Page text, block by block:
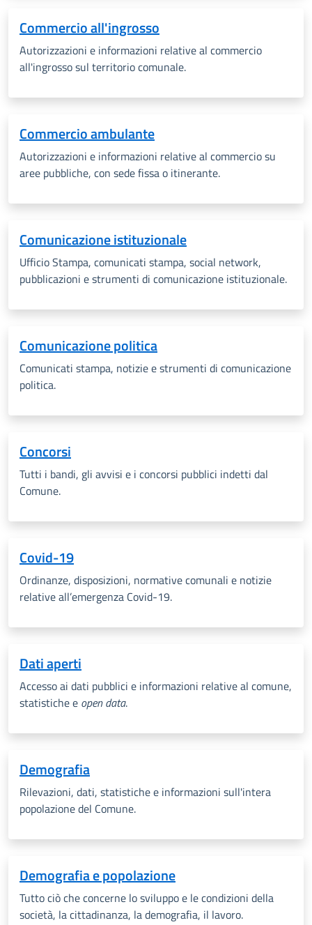
Commercio all'ingrosso
Autorizzazioni e informazioni relative al commercio
all'ingrosso sul territorio comunale.
Commercio ambulante
Autorizzazioni e informazioni relative al commercio su
aree pubbliche, con sede fissa o itinerante.
Comunicazione istituzionale
Ufficio Stampa, comunicati stampa, social network,
pubblicazioni e strumenti di comunicazione istituzionale.
Comunicazione politica
Comunicati stampa, notizie e strumenti di comunicazione
politica.
Concorsi
Tutti i bandi, gli avvisi e i concorsi pubblici indetti dal
Comune.
Covid-19
Ordinanze, disposizioni, normative comunali e notizie
relative all’emergenza Covid-19.
Dati aperti
Accesso ai dati pubblici e informazioni relative al comune,
statistiche e open data.
Demografia
Rilevazioni, dati, statistiche e informazioni sull'intera
popolazione del Comune.
Demografia e popolazione
Tutto ciò che concerne lo sviluppo e le condizioni della
società, la cittadinanza, la demografia, il lavoro.